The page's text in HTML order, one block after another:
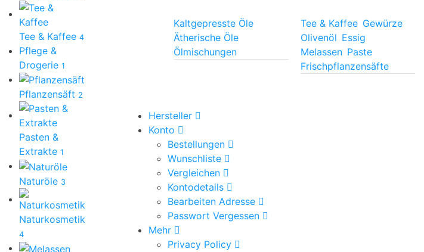
Tee & Kaffee 4
Pflege &
Drogerie 1
Pflanzensäft 2
Pasten &
Extrakte 1
Naturöle 3
Naturkosmetik
4
Kaltgepresste Öle
Ätherische Öle
Ölmischungen
Tee & Kaffee Gewürze
Olivenöl Essig
Melassen Paste
Frischpflanzensäfte
Hersteller
Konto
Bestellungen
Wunschliste
Vergleichen
Kontodetails
Bearbeiten Adresse
Passwort Vergessen
Mehr
Privacy Policy